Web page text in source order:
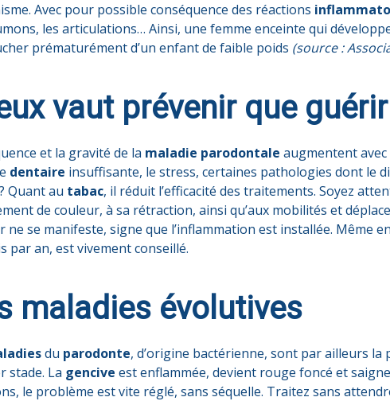
Avec pour possible conséquence des réactions
les articulations… Ainsi, une femme enceinte qui
prématurément d’un enfant de faible poids (source :
vaut prévenir que guérir
et la gravité de la maladie parodontale augmentent avec
dentaire insuffisante, le stress, certaines pathologies dont le
Quant au tabac, il réduit l’efficacité des traitements. Soyez
de couleur, à sa rétraction, ainsi qu’aux mobilités et
ne se manifeste, signe que l’inflammation est installée. Même
par an, est vivement conseillé.
maladies évolutives
du parodonte, d’origine bactérienne, sont par ailleurs la
stade. La gencive est enflammée, devient rouge foncé et
le problème est vite réglé, sans séquelle. Traitez sans